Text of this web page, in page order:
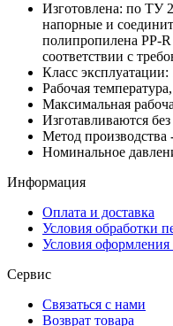
Изготовлена: по ТУ
напорные и
полипропилена PP-
соответствии с
Класс
Рабочая
Максимальная
Изготавливаются
Метод производства
Номинальное
Информация
Оплата и доставка
Условия обработки
Условия оформления
Сервис
Связаться с нами
Возврат товара